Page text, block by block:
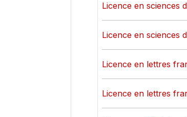
Licence en sciences
Licence en sciences
Licence en lettres
Licence en lettres